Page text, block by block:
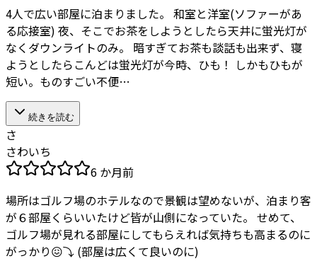
4人で広い部屋に泊まりました。 和室と洋室(ソファーがあ
る応接室) 夜、そこでお茶をしようとしたら天井に蛍光灯が
なくダウンライトのみ。 暗すぎてお茶も談話も出来ず、寝
ようとしたらこんどは蛍光灯が今時、ひも！ しかもひもが
短い。ものすごい不便…
続きを読む
さ
さわいち
6 か月前
場所はゴルフ場のホテルなので景観は望めないが、泊まり客
が６部屋くらいいたけど皆が山側になっていた。 せめて、
ゴルフ場が見れる部屋にしてもらえれば気持ちも高まるのに
がっかり😖⤵️ (部屋は広くて良いのに)